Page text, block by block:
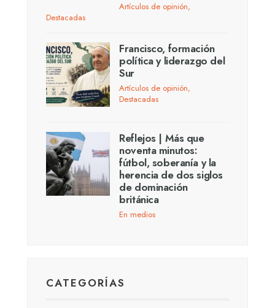
Artículos de opinión,
Destacadas
Francisco, formación
política y liderazgo del
Sur
Artículos de opinión,
Destacadas
Reflejos | Más que
noventa minutos:
fútbol, soberanía y la
herencia de dos siglos
de dominación
británica
En medios
CATEGORÍAS